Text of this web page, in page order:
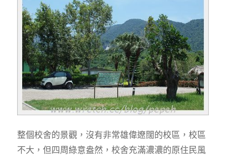
整個校舍的景觀，沒有非常雄偉遼闊的校區，校區
不大，但四周綠意盎然，校舍充滿濃濃的原住民風